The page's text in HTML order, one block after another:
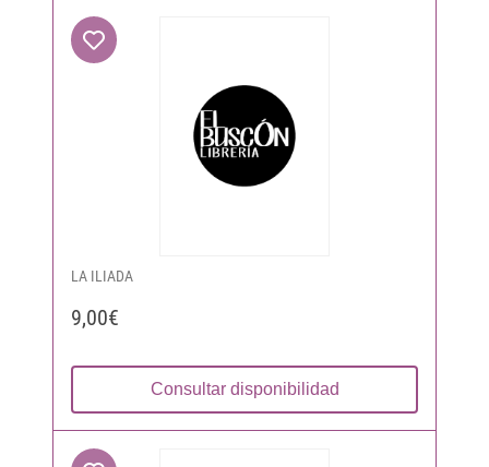
LA ILIADA
9,00€
Consultar disponibilidad